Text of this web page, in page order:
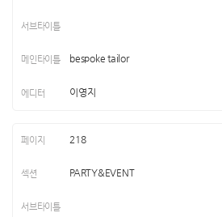
bespoke tailor
이영지
218
PARTY&EVENT